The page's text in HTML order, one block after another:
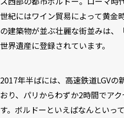
世紀にはワイン貿易によって黄金
の建築物が並ぶ壮麗な街並みは、
世界遺産に登録されています。
2017年半ばには、高速鉄道LGVの
おり、パリからわずか2時間でア
す。ボルドーといえばなんといっ